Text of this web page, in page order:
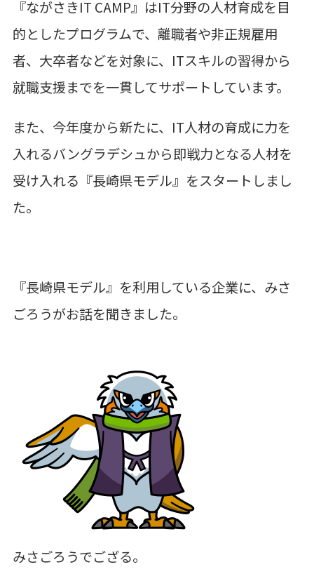
『ながさきIT CAMP』はIT分野の人材育成を目
的としたプログラムで、離職者や非正規雇用
者、大卒者などを対象に、 ITスキルの習得から
就職支援までを一貫してサポートしています。
また、今年度から新たに、 IT人材の育成に力を
入れるバングラデシュから即戦力となる人材を
受け入れる『長崎県モデル』をスタートしまし
た。
『長崎県モデル』を利用している企業に、みさ
ごろうがお話を聞きました。
みさごろうでござる。